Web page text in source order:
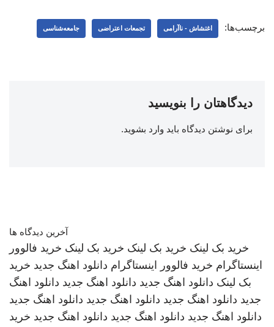
برچسب‌ها: اغتشاش - ناآرامی تجمعات اعتراضی جامعه‌شناسی
دیدگاهتان را بنویسید
برای نوشتن دیدگاه باید وارد بشوید.
آخرین دیدگاه ها
خرید بک لینک خرید بک لینک خرید بک لینک خرید فالوور
اینستاگرام خرید فالوور اینستاگرام دانلود اهنگ جدید خرید
بک لینک دانلود اهنگ جدید دانلود اهنگ جدید دانلود اهنگ
جدید دانلود اهنگ جدید دانلود اهنگ جدید دانلود اهنگ جدید
دانلود اهنگ جدید دانلود اهنگ جدید دانلود اهنگ جدید خرید